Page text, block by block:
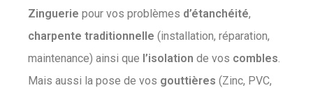
Zinguerie pour vos problèmes d’étanchéité,
charpente traditionnelle (installation, réparation,
maintenance) ainsi que l’isolation de vos combles.
Mais aussi la pose de vos gouttières (Zinc, PVC,